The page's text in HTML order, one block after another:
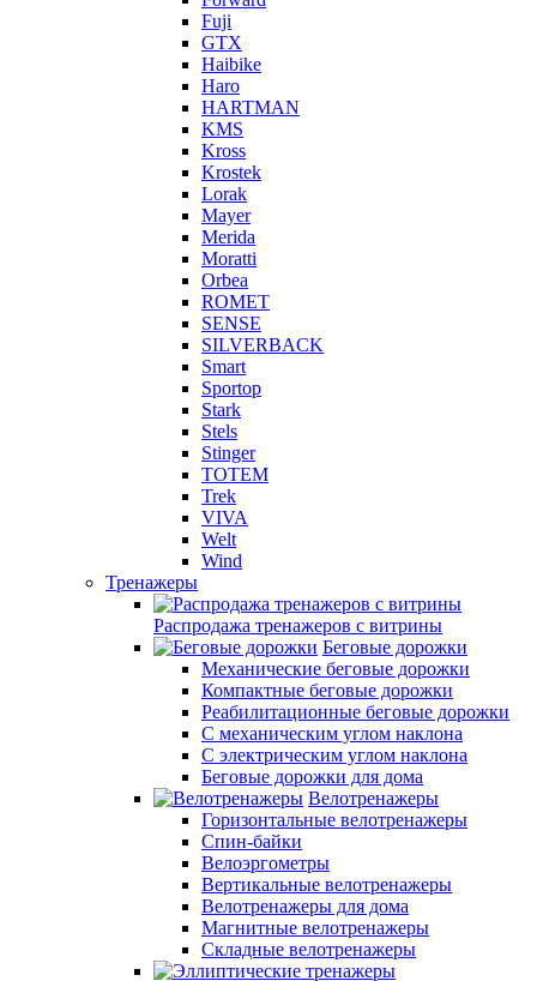
Fuji
GTX
Haibike
Haro
HARTMAN
KMS
Kross
Krostek
Lorak
Mayer
Merida
Moratti
Orbea
ROMET
SENSE
SILVERBACK
Smart
Sportop
Stark
Stels
Stinger
TOTEM
Trek
VIVA
Welt
Wind
Тренажеры
Распродажа тренажеров с витрины
Беговые дорожки
Механические беговые дорожки
Компактные беговые дорожки
Реабилитационные беговые дорожки
С механическим углом наклона
С электрическим углом наклона
Беговые дорожки для дома
Велотренажеры
Горизонтальные велотренажеры
Спин-байки
Велоэргометры
Вертикальные велотренажеры
Велотренажеры для дома
Магнитные велотренажеры
Складные велотренажеры